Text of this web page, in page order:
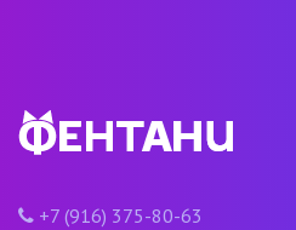
+7 (916) 375-80-63